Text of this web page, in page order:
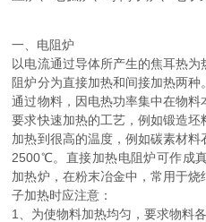
一、电阻炉
以电流通过导体所产生的焦耳热
阻炉分为直接加热和间接加热两
通过物料，因电热功率集中在物
要求快速加热的工艺，例如锻造
加热到很高的温度，例如碳素材
2500℃。直接加热电阻炉可作成
加热炉，在粉末冶金中，常用于
子加热时应注意：
1、为使物料加热均匀，要求物料